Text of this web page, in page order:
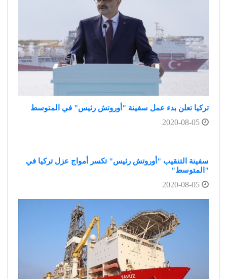
تركيا تعلن بدء عمل سفينة "أوروتش رئيس" في المتوسط
سفينة التنقيب "أوروتش رئيس" تكسر أمواج عزل تركيا في
"المتوسط"